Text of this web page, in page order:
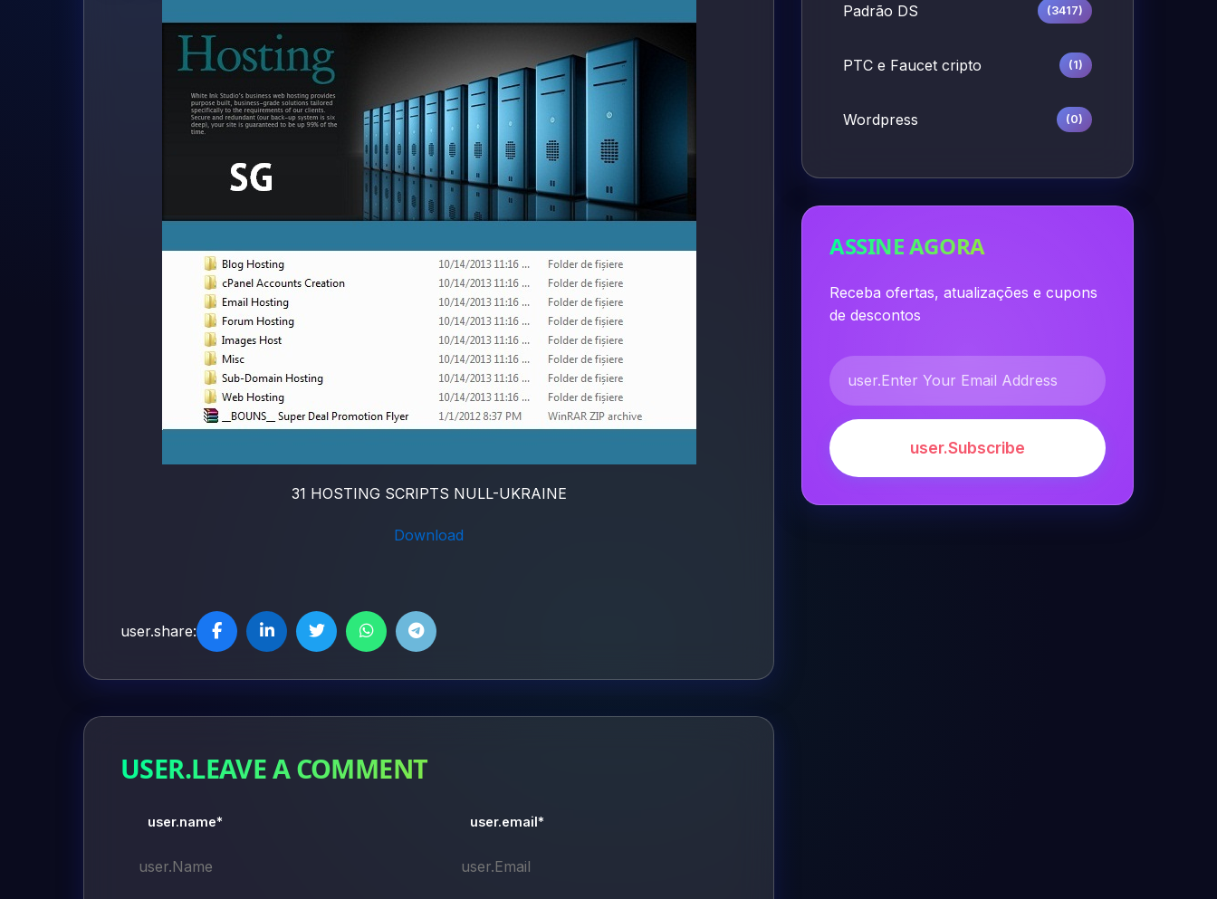
31 HOSTING SCRIPTS NULL-UKRAINE
Download
user.share:
USER.LEAVE A COMMENT
user.name* user.email*
Padrão DS (3417)
PTC e Faucet cripto (1)
Wordpress (0)
ASSINE AGORA
Receba ofertas, atualizações e cupons
de descontos
user.Subscribe